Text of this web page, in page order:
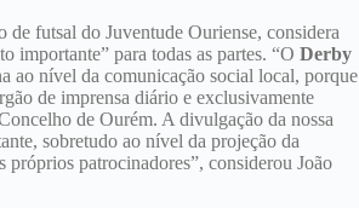
de futsal do Juventude Ouriense, considera
importante” para todas as partes. “O Derby
ao nível da comunicação social local, porque
de imprensa diário e exclusivamente
de Ourém. A divulgação da nossa
sobretudo ao nível da projeção da
próprios patrocinadores”, considerou João